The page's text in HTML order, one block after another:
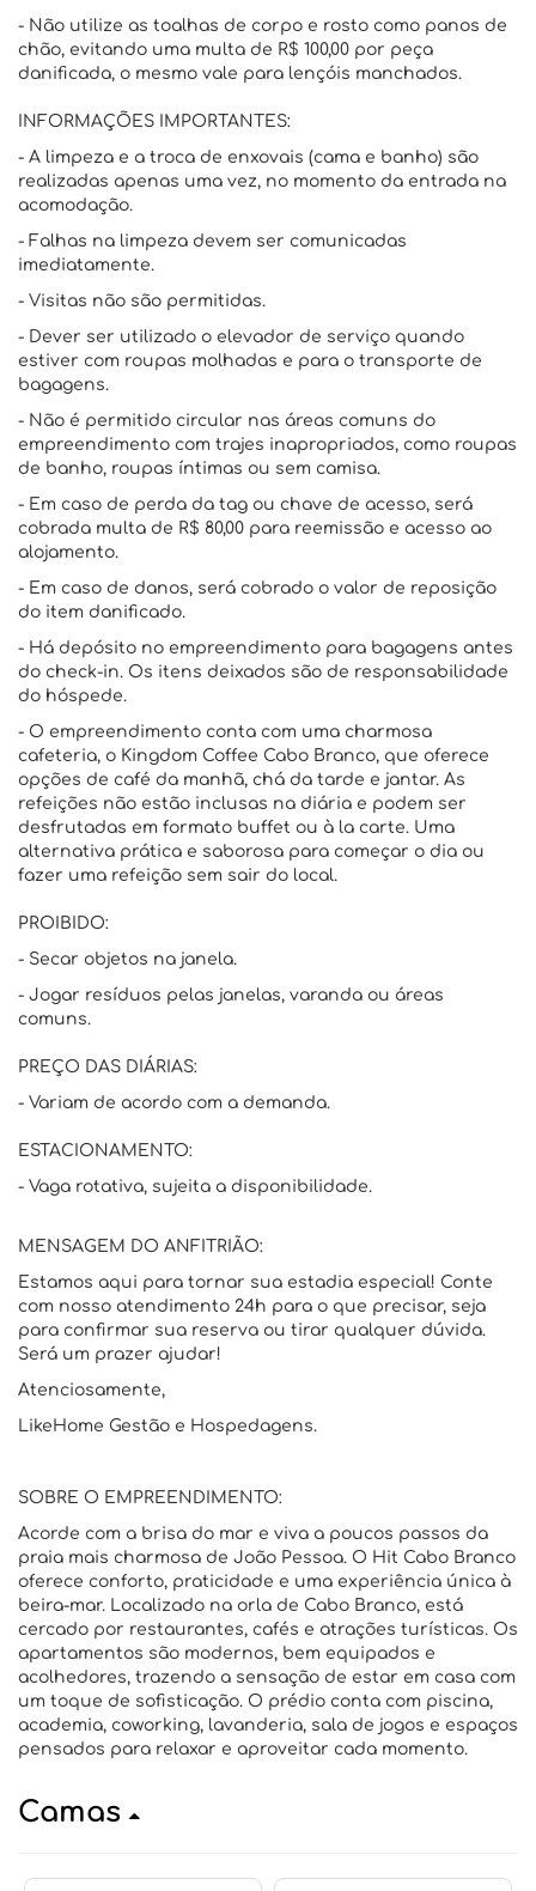
- Não utilize as toalhas de corpo e rosto como panos de
chão, evitando uma multa de R$ 100,00 por peça
danificada, o mesmo vale para lençóis manchados.
INFORMAÇÕES IMPORTANTES:
- A limpeza e a troca de enxovais (cama e banho) são
realizadas apenas uma vez, no momento da entrada na
acomodação.
- Falhas na limpeza devem ser comunicadas
imediatamente.
- Visitas não são permitidas.
- Dever ser utilizado o elevador de serviço quando
estiver com roupas molhadas e para o transporte de
bagagens.
- Não é permitido circular nas áreas comuns do
empreendimento com trajes inapropriados, como roupas
de banho, roupas íntimas ou sem camisa.
- Em caso de perda da tag ou chave de acesso, será
cobrada multa de R$ 80,00 para reemissão e acesso ao
alojamento.
- Em caso de danos, será cobrado o valor de reposição
do item danificado.
- Há depósito no empreendimento para bagagens antes
do check-in. Os itens deixados são de responsabilidade
do hóspede.
- O empreendimento conta com uma charmosa
cafeteria, o Kingdom Coffee Cabo Branco, que oferece
opções de café da manhã, chá da tarde e jantar. As
refeições não estão inclusas na diária e podem ser
desfrutadas em formato buffet ou à la carte. Uma
alternativa prática e saborosa para começar o dia ou
fazer uma refeição sem sair do local.
PROIBIDO:
- Secar objetos na janela.
- Jogar resíduos pelas janelas, varanda ou áreas
comuns.
PREÇO DAS DIÁRIAS:
- Variam de acordo com a demanda.
ESTACIONAMENTO:
- Vaga rotativa, sujeita a disponibilidade.
MENSAGEM DO ANFITRIÃO:
Estamos aqui para tornar sua estadia especial! Conte
com nosso atendimento 24h para o que precisar, seja
para confirmar sua reserva ou tirar qualquer dúvida.
Será um prazer ajudar!
Atenciosamente,
LikeHome Gestão e Hospedagens.
SOBRE O EMPREENDIMENTO:
Acorde com a brisa do mar e viva a poucos passos da
praia mais charmosa de João Pessoa. O Hit Cabo Branco
oferece conforto, praticidade e uma experiência única à
beira-mar. Localizado na orla de Cabo Branco, está
cercado por restaurantes, cafés e atrações turísticas. Os
apartamentos são modernos, bem equipados e
acolhedores, trazendo a sensação de estar em casa com
um toque de sofisticação. O prédio conta com piscina,
academia, coworking, lavanderia, sala de jogos e espaços
pensados para relaxar e aproveitar cada momento.
Camas